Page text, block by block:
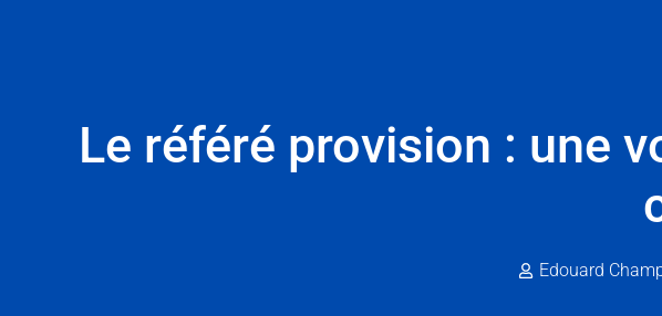
Le référé provision : une
Edouard